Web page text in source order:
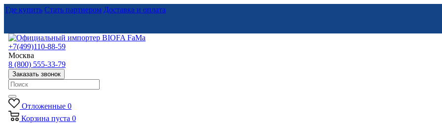
Где купить Стать партнером Доставка и оплата
+7(499)110-88-59
Москва
8 (800) 555-33-79
Заказать звонок
Отложенные 0
Корзина пуста 0